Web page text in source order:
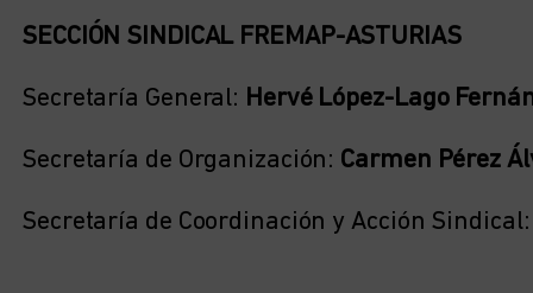
SECCIÓN SINDICAL FREMAP-ASTURIAS
Secretaría General: Hervé López-Lago
Secretaría de Organización: Carmen Pérez
Secretaría de Coordinación y Acción Sindical: